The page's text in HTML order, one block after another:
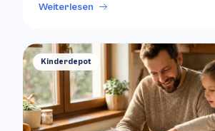
Weiterlesen
Kinderdepot